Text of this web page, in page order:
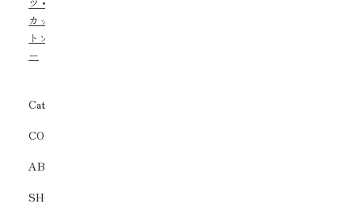
カッ
トソ
ー
Category
COLLECTION
ABOUT
SHOPS